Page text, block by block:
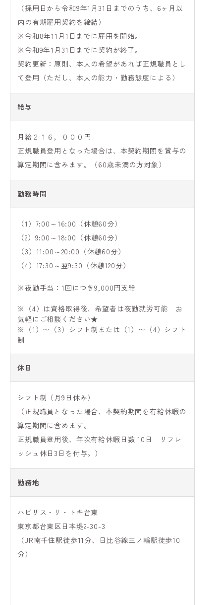
（採用日から令和9年1月31日までのうち、6ヶ月以
内の有期雇用契約を締結）
※令和8年11月1日までに雇用を開始。
※令和9年1月31日までに契約が終了。
契約更新：原則、本人の希望があれば正規職員とし
て登用（ただし、本人の能力・勤務態度による）
給与
月給２１６，０００円
正規職員登用となった場合は、本契約期間を賞与の
算定期間に含みます。（60歳未満の方対象）
勤務時間
（1）7:00～16:00（休憩60分）
（2）9:00～18:00（休憩60分）
（3）11:00～20:00（休憩60分）
（4）17:30～翌9:30（休憩120分）
※夜勤手当：1回につき9,000円支給
※（4）は資格取得後、希望者は夜勤就労可能 お
気軽にご相談ください★
※（1）〜（3）シフト制または（1）〜（4）シフト
制
休日
シフト制（月9日休み）
（正規職員となった場合、本契約期間を有給休暇の
算定期間に含めます。
正規職員登用後、年次有給休暇日数 10日 リフレ
ッシュ休日3日を付与。）
勤務地
ハビリス・リ・トキ台東
東京都台東区日本堤2-30-3
（JR南千住駅徒歩11分、日比谷線三ノ輪駅徒歩10
分）